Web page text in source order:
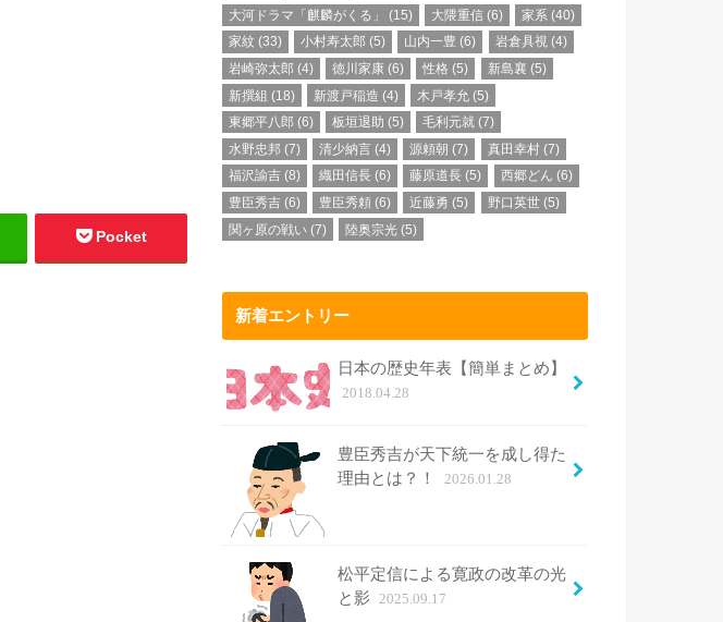
Pocket
大河ドラマ「麒麟がくる」
(15) 大隈重信 (6) 家系 (40)
家紋 (33) 小村寿太郎 (5) 山内一豊 (6) 岩倉具視(4)
岩崎弥太郎 (4) 徳川家康 (6) 性格 (5) 新島襄 (5)
新撰組 (18) 新渡戸稲造 (4) 木戸孝允 (5)
東郷平八郎 (6) 板垣退助 (5) 毛利元就 (7)
水野忠邦 (7) 清少納言 (4) 源頼朝 (7) 真田幸村(7)
福沢諭吉 (8) 織田信長 (6) 藤原道長 (5) 西郷どん (6)
豊臣秀吉 (6) 豊臣秀頼 (6) 近藤勇 (5) 野口英世(5)
関ヶ原の戦い (7) 陸奥宗光 (5)
新着エントリー
日本の歴史年表【簡単まとめ】
2018.04.28
豊臣秀吉が天下統一を成し得た
理由とは？！
2026.01.28
松平定信による寛政の改革の光
と影
2025.09.17